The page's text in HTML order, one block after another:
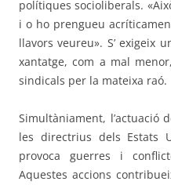
polítiques socioliberals.
i o ho prengueu
llavors veureu». S’ exigeix
xantatge, com a mal
sindicals per la mateixa raó.
Simultàniament, l’actuació
les directrius dels Estats
provoca guerres i
Aquestes accions